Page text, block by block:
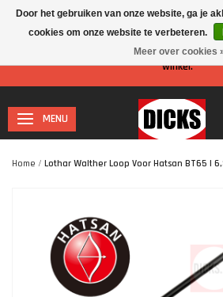
Let op: I.v.m. de zomervakantie is er minder
winkel.
MENU
Home / Lothar Walther Loop Voor Hatsan BT65 |
Door het gebruiken van onze website, ga je
cookies om onze website te verbeteren.
Meer over cookies